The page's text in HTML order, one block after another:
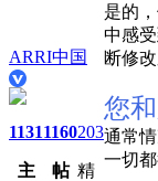
ARRI中国
1131
主
1160
帖
203
精
是的
中感
断修
您
通常
一切都